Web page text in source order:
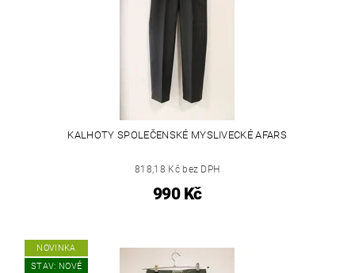
KALHOTY SPOLEČENSKÉ MYSLIVECKÉ AFARS
818,18 Kč bez DPH
990 Kč
NOVINKA
STAV: NOVÉ